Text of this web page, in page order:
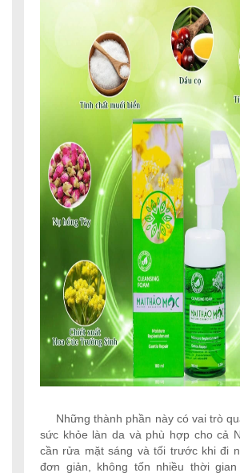
Những thành phần này có vai trò
sức khỏe làn da và phù hợp cho cả
cần rửa mặt sáng và tối trước khi đi
đơn giản, không tốn nhiều thời